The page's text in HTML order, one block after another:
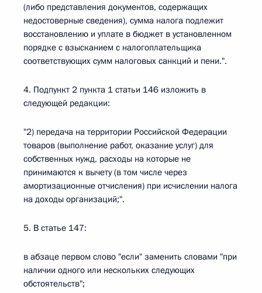
(либо представления документов, содержащих
недостоверные сведения), сумма налога подлежит
восстановлению и уплате в бюджет в установленном
порядке с взысканием с налогоплательщика
соответствующих сумм налоговых санкций и пени.".
4. Подпункт 2 пункта 1 статьи 146 изложить в
следующей редакции:
"2) передача на территории Российской Федерации
товаров (выполнение работ, оказание услуг) для
собственных нужд, расходы на которые не
принимаются к вычету (в том числе через
амортизационные отчисления) при исчислении налога
на доходы организаций;".
5. В статье 147:
в абзаце первом слово "если" заменить словами "при
наличии одного или нескольких следующих
обстоятельств";